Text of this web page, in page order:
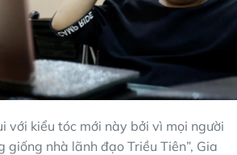
với kiểu tóc mới này bởi vì mọi người
giống nhà lãnh đạo Triều Tiên”, Gia